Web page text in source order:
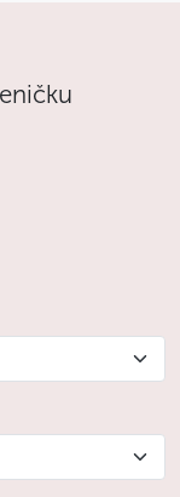
snižuje.
vůz
na celou
pracovníku
vůz po dobu